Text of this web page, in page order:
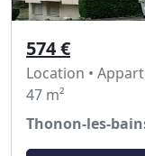
574 €
Location •
47 m²
Thonon-les-